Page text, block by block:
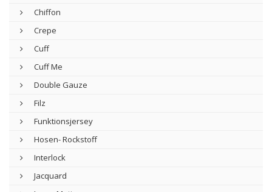
Chiffon
Crepe
Cuff
Cuff Me
Double Gauze
Filz
Funktionsjersey
Hosen- Rockstoff
Interlock
Jacquard